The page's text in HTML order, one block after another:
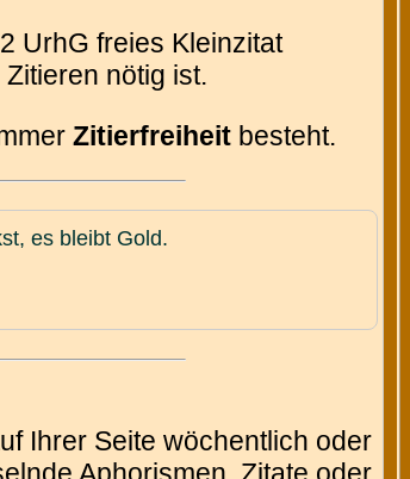
UrhG freies Kleinzitat
nötig ist.
Zitierfreiheit besteht.
es bleibt Gold.
Ihrer Seite wöchentlich oder
Aphorismen, Zitate oder